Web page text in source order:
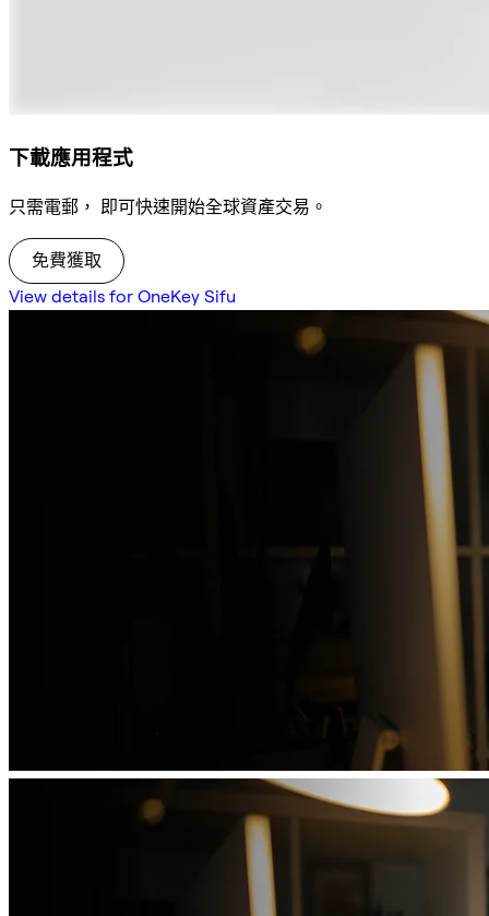
下載應用程式
只需電郵， 即可快速開始全球資產交易。
免費獲取
View details for OneKey Sifu